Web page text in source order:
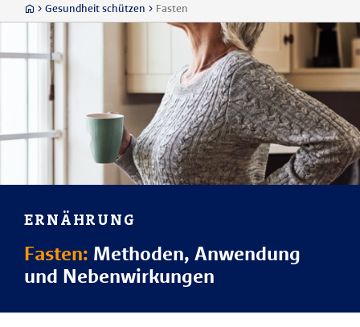
Gesundheit schützen Fasten
ERNÄHRUNG
Fasten: Methoden, Anwendung
und Nebenwirkungen